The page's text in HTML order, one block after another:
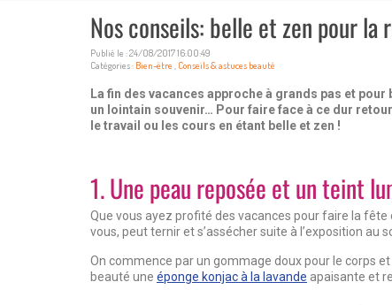
Nos conseils: belle et zen pour la
Publié le : 24/08/2017 16:00:49
Catégories : Bien-être , Conseils & astuces beauté
La fin des vacances approche à grands pas et
un lointain souvenir… Pour faire face à ce dur
le travail ou les cours en étant belle et zen !
1. Une peau reposée et un teint
Que vous ayez profité des vacances pour faire la
vous, peut ternir et s’assécher suite à l’exposition au
On commence par un gommage doux pour le corps
beauté une éponge konjac à la lavande apaisante et